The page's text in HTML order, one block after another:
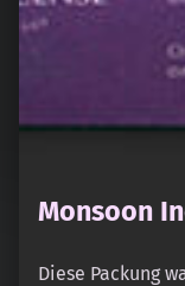
Monsoon
Diese Packung